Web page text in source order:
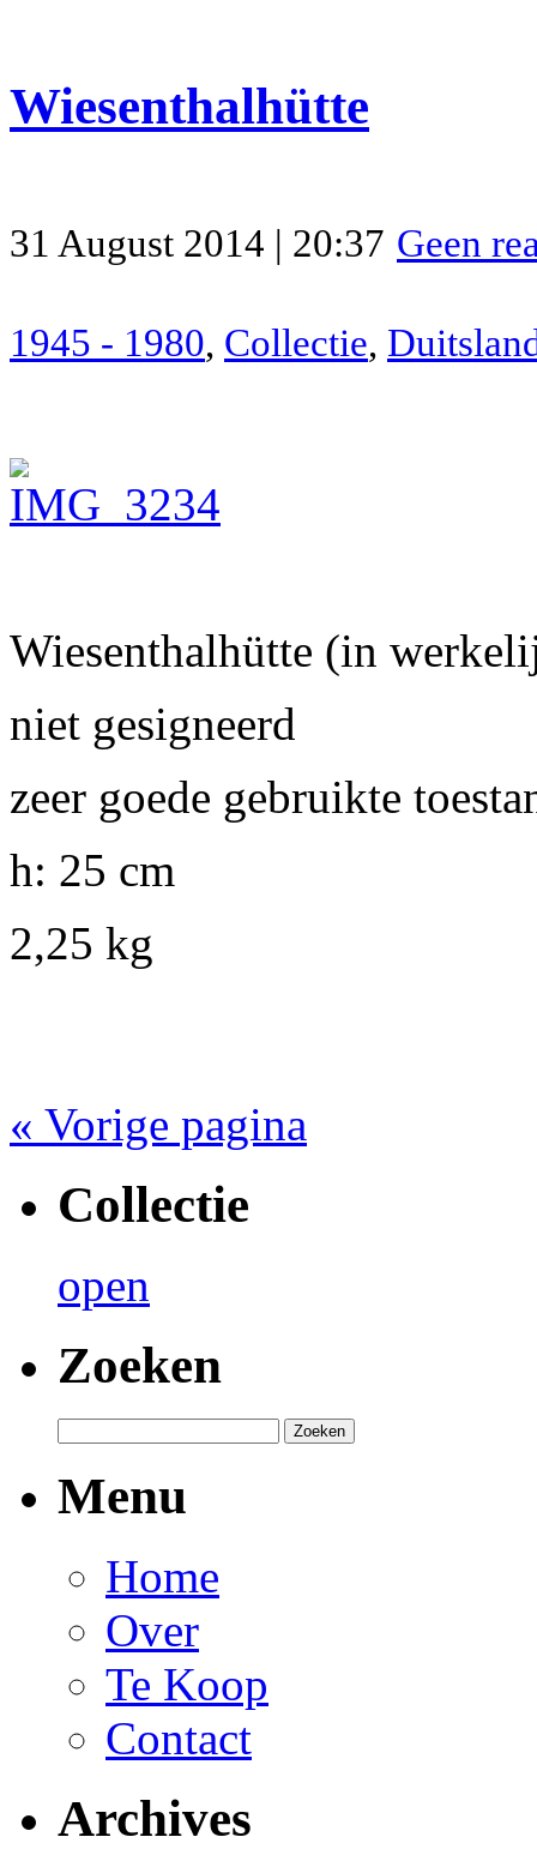
Wiesenthalhütte
31 August 2014 | 20:37 Geen
1945 - 1980, Collectie,
Wiesenthalhütte (in
niet gesigneerd
zeer goede gebruikte
h: 25 cm
2,25 kg
« Vorige pagina
Collectie
open
Zoeken
Menu
Home
Over
Te Koop
Contact
Archives